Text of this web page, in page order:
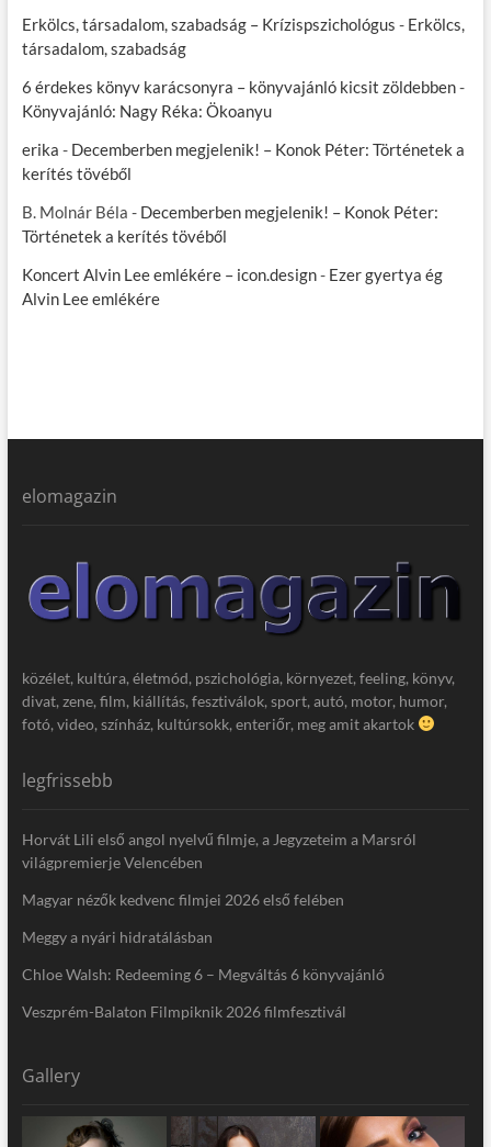
Erkölcs, társadalom, szabadság – Krízispszichológus - Erkölcs,
társadalom, szabadság
6 érdekes könyv karácsonyra – könyvajánló kicsit zöldebben-
Könyvajánló: Nagy Réka: Ökoanyu
erika - Decemberben megjelenik! – Konok Péter: Történetek a
kerítés tövéből
B. Molnár Béla - Decemberben megjelenik! – Konok Péter:
Történetek a kerítés tövéből
Koncert Alvin Lee emlékére – icon.design- Ezer gyertya ég
Alvin Lee emlékére
elomagazin
közélet, kultúra, életmód, pszichológia, környezet, feeling, könyv,
divat, zene, film, kiállítás, fesztiválok, sport, autó, motor, humor,
fotó, video, színház, kultúrsokk, enteriőr, meg amit akartok
legfrissebb
Horvát Lili első angol nyelvű filmje, a Jegyzeteim a Marsról
világpremierje Velencében
Magyar nézők kedvenc filmjei 2026 első felében
Meggy a nyári hidratálásban
Chloe Walsh: Redeeming 6 – Megváltás 6 könyvajánló
Veszprém-Balaton Filmpiknik 2026 filmfesztivál
Gallery